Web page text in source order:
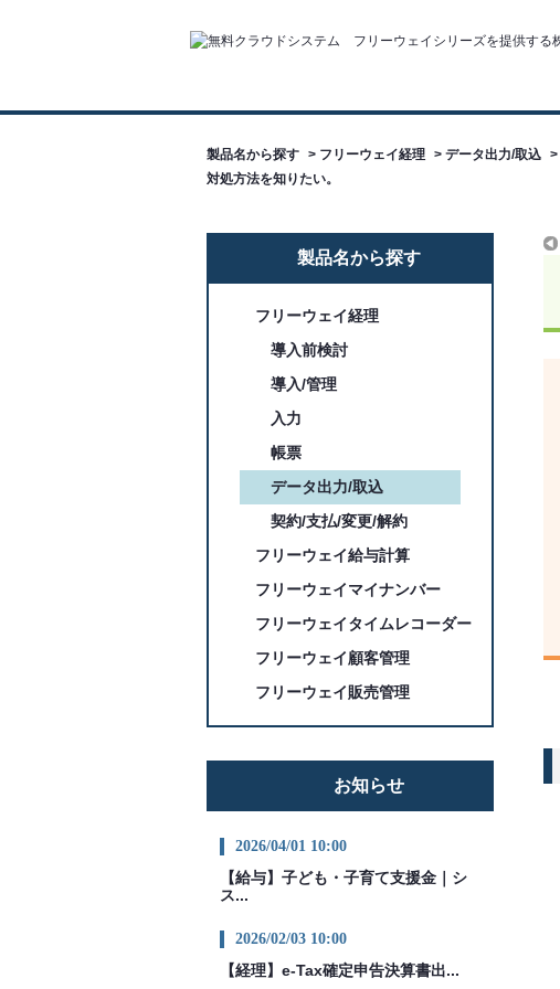
製品名から探す > フリーウェイ経理 > データ出力/取込 >
対処方法を知りたい。
製品名から探す
フリーウェイ経理
導入前検討
導入/管理
入力
帳票
データ出力/取込
契約/支払/変更/解約
フリーウェイ給与計算
フリーウェイマイナンバー
フリーウェイタイムレコーダー
フリーウェイ顧客管理
フリーウェイ販売管理
お知らせ
2026/04/01 10:00
【給与】子ども・子育て支援金｜シ
ス...
2026/02/03 10:00
【経理】e-Tax確定申告決算書出...